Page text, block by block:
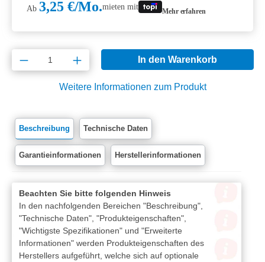
Ab 3,25 €/Mo.mieten mit Mehr erfahren
Produkt Anzahl: Gib den gewünschten
In den Warenkorb
Weitere Informationen zum Produkt
Beschreibung Technische Daten
Garantieinformationen Herstellerinformationen
Beachten Sie bitte folgenden Hinweis
In den nachfolgenden Bereichen "Beschreibung",
"Technische Daten", "Produkteigenschaften",
"Wichtigste Spezifikationen" und "Erweiterte
Informationen" werden Produkteigenschaften des
Herstellers aufgeführt, welche sich auf optionale